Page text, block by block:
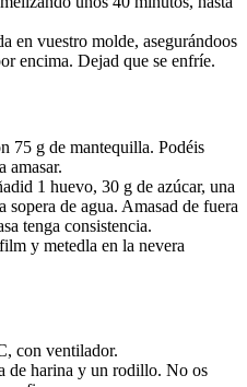
en vuestro molde, asegurándoos
encima. Dejad que se enfríe.
75 g de mantequilla. Podéis
amasar.
1 huevo, 30 g de azúcar, una
sopera de agua. Amasad de fuera
tenga consistencia.
y metedla en la nevera
con ventilador.
de harina y un rodillo. No os